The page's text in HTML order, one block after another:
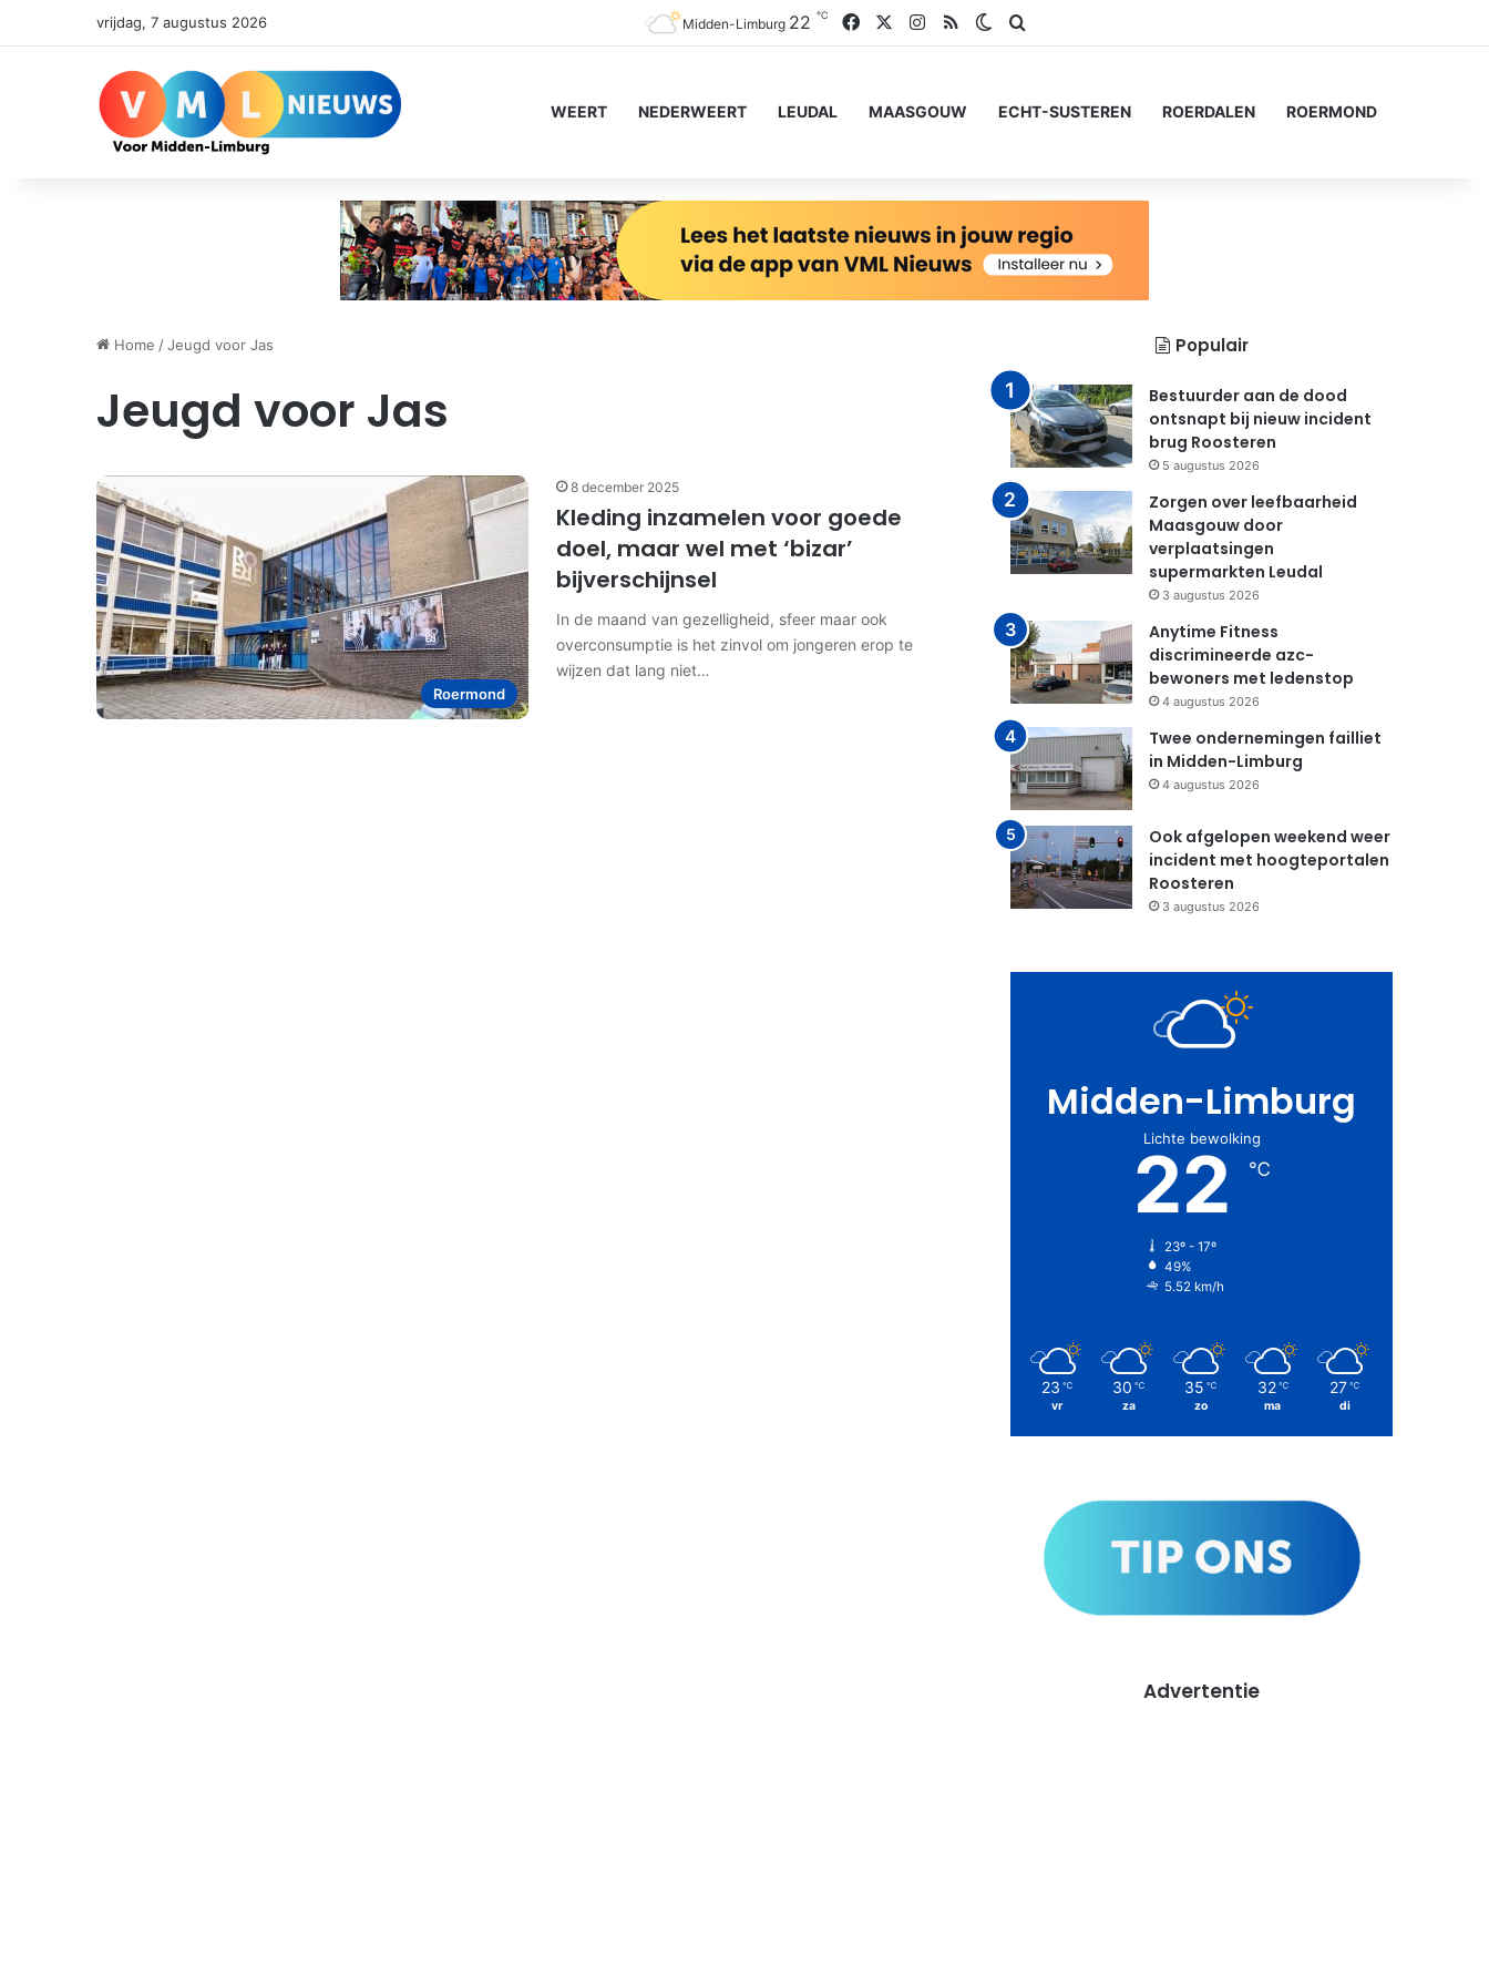
vrijdag, 7 augustus 2026 Midden-Limburg 22 ℃ FacebookInstagram
RSS Switch skin
WEERT NEDERWEERT LEUDAL MAASGOUW ECHT-SUSTEREN ROERDALEN ROERMOND
Home /Jeugd voor Jas
Jeugd voor Jas
Roermond
8 december 2025
Kleding inzamelen voor goede
doel, maar wel met ‘bizar’
bijverschijnsel
In de maand van gezelligheid, sfeer maar ook
overconsumptie is het zinvol om jongeren erop te
wijzen dat lang niet…
Populair
Bestuurder aan de dood
ontsnapt bij nieuw incident
brug Roosteren
5 augustus 2026
Zorgen over leefbaarheid
Maasgouw door
verplaatsingen
supermarkten Leudal
3 augustus 2026
Anytime Fitness
discrimineerde azc-
bewoners met ledenstop
4 augustus 2026
Twee ondernemingen failliet
in Midden-Limburg
4 augustus 2026
Ook afgelopen weekend weer
incident met hoogteportalen
Roosteren
3 augustus 2026
Midden-Limburg
Lichte bewolking
22 ℃
23º - 17º
49%
5.52 km/h
23 ℃
vr
30 ℃
za
35 ℃
zo
32 ℃
ma
27 ℃
di
Advertentie